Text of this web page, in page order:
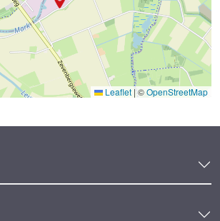
Leaflet |©OpenStreetMap